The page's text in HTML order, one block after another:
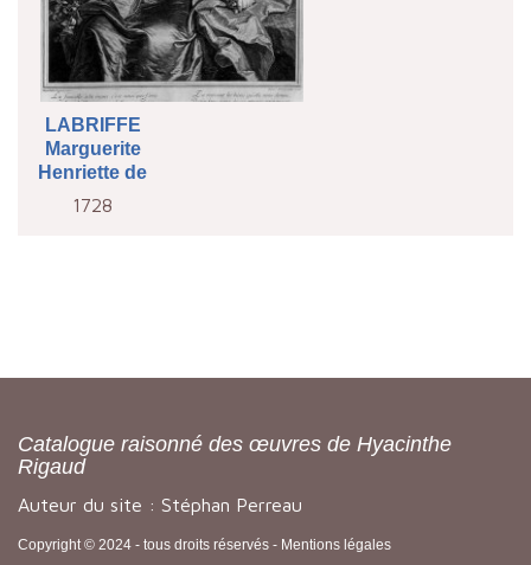
LABRIFFE
Marguerite
Henriette de
1728
Catalogue raisonné des œuvres de Hyacinthe
Rigaud
Auteur du site : Stéphan Perreau
Copyright © 2024 - tous droits réservés - Mentions légales